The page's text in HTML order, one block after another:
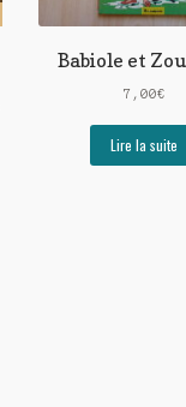
Babiole et
7,00€
Lire la suite